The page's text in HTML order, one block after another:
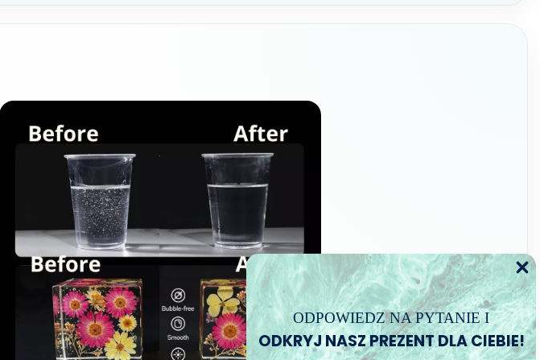
ODPOWIEDZ NA PYTANIE I
ODKRYJ NASZ PREZENT DLA CIEBIE!